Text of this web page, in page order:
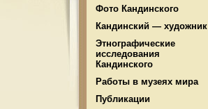
Фото Кандинского
Кандинский — художник
Этнографические
исследования
Кандинского
Работы в музеях мира
Публикации